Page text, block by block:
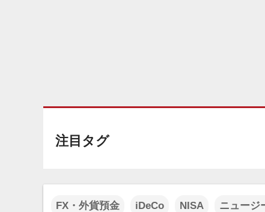
注目タグ
FX・外貨預金 iDeCo NISA ニュージ